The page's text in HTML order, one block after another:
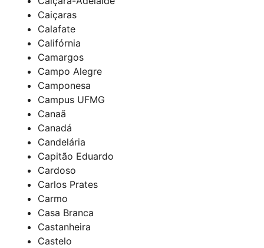
Caiçaras
Calafate
Califórnia
Camargos
Campo Alegre
Camponesa
Campus UFMG
Canaã
Canadá
Candelária
Capitão Eduardo
Cardoso
Carlos Prates
Carmo
Casa Branca
Castanheira
Castelo